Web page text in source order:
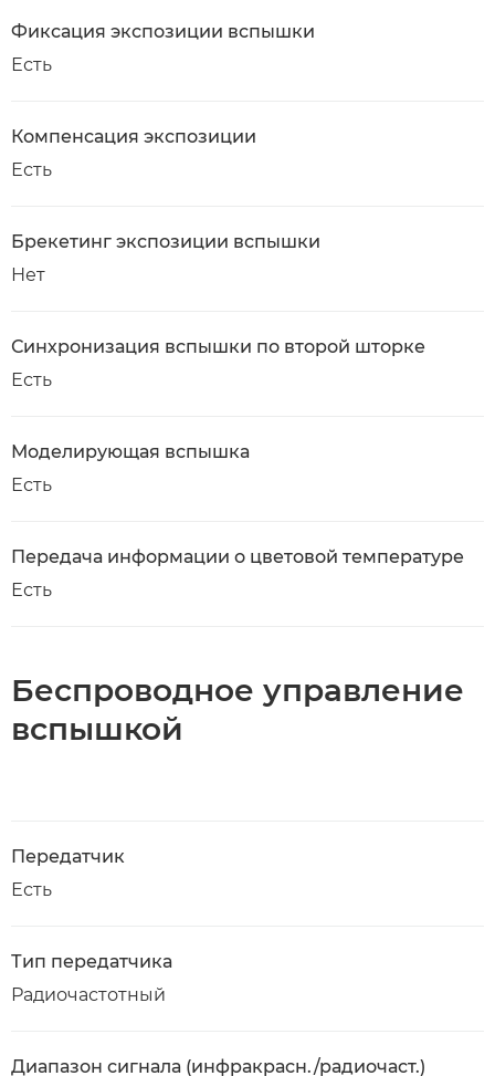
Фиксация экспозиции вспышки
Есть
Компенсация экспозиции
Есть
Брекетинг экспозиции вспышки
Нет
Синхронизация вспышки по второй шторке
Есть
Моделирующая вспышка
Есть
Передача информации о цветовой температуре
Есть
Беспроводное управление
вспышкой
Передатчик
Есть
Тип передатчика
Радиочастотный
Диапазон сигнала (инфракрасн./радиочаст.)